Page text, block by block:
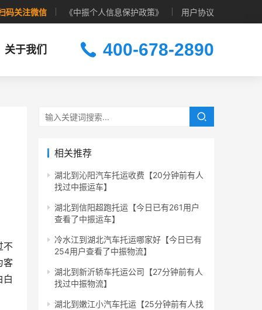
码关注微信 《中振个人信息保护政策》 用户协议
关于我们 400-678-2890
不
客
白
相关推荐
湖北到沁阳汽车托运收费【20分钟前有人
找过中振运车】
湖北到信阳超跑托运【今日已有261用户
查看了中振运车】
冷水江到湖北汽车托运哪家好【今日已有
254用户查看了中振物流】
湖北到新沂轿车托运公司【27分钟前有人
找过中振物流】
湖北到嫩江小汽车托运【25分钟前有人找